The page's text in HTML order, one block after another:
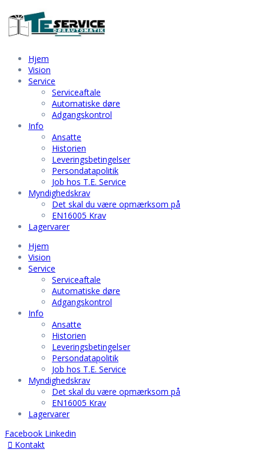
Hjem
Vision
Service
Serviceaftale
Automatiske døre
Adgangskontrol
Info
Ansatte
Historien
Leveringsbetingelser
Persondatapolitik
Job hos T.E. Service
Myndighedskrav
Det skal du være opmærksom på
EN16005 Krav
Lagervarer
Hjem
Vision
Service
Serviceaftale
Automatiske døre
Adgangskontrol
Info
Ansatte
Historien
Leveringsbetingelser
Persondatapolitik
Job hos T.E. Service
Myndighedskrav
Det skal du være opmærksom på
EN16005 Krav
Lagervarer
Facebook Linkedin
Kontakt